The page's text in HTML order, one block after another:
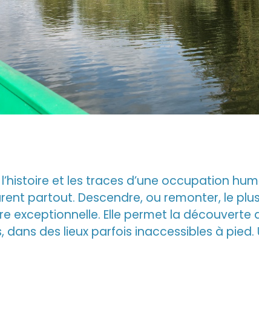
et les traces d’une occupation
partout. Descendre, ou remonter, le
exceptionnelle. Elle permet la découverte
des lieux parfois inaccessibles à pied.